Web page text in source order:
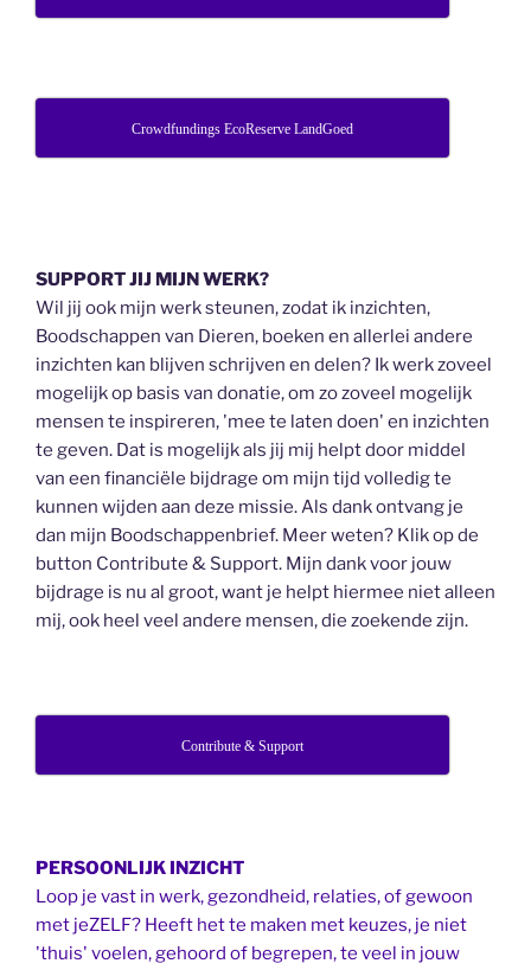
Crowdfundings EcoReserve LandGoed
SUPPORT JIJ MIJN WERK?
Wil jij ook mijn werk steunen, zodat ik inzichten,
Boodschappen van Dieren, boeken en allerlei andere
inzichten kan blijven schrijven en delen? Ik werk zoveel
mogelijk op basis van donatie, om zo zoveel mogelijk
mensen te inspireren, 'mee te laten doen' en inzichten
te geven. Dat is mogelijk als jij mij helpt door middel
van een financiële bijdrage om mijn tijd volledig te
kunnen wijden aan deze missie. Als dank ontvang je
dan mijn Boodschappenbrief. Meer weten? Klik op de
button Contribute & Support. Mijn dank voor jouw
bijdrage is nu al groot, want je helpt hiermee niet alleen
mij, ook heel veel andere mensen, die zoekende zijn.
Contribute & Support
PERSOONLIJK INZICHT
Loop je vast in werk, gezondheid, relaties, of gewoon
met jeZELF? Heeft het te maken met keuzes, je niet
'thuis' voelen, gehoord of begrepen, te veel in jouw